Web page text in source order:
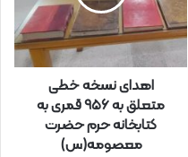
اهدای نسخه خطی
متعلق به ۹۵۶ قمری به
کتابخانه حرم حضرت
معصومه(س)